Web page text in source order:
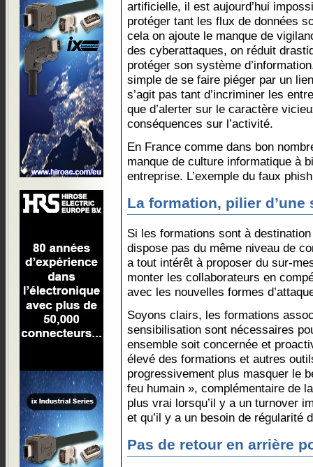
artificielle, il est aujourd’hui
protéger tant les flux de données
cela on ajoute le manque de
des cyberattaques, on réduit
protéger son système
simple de se faire piéger par un
s’agit pas tant d’incriminer les
que d’alerter sur le caractère
conséquences sur l’activité.
En France comme dans bon
manque de culture informatique à
entreprise. L’exemple du faux
La formation, pilier
Si les formations sont à
dispose pas du même niveau de
a tout intérêt à proposer du sur-
monter les collaborateurs en
avec les nouvelles formes
Soyons clairs, les formations
sensibilisation sont nécessaires
ensemble soit concernée et
élevé des formations et autres
progressivement plus masquer le
feu humain », complémentaire de
plus vrai lorsqu’il y a un turnover
et qu’il y a un besoin de régularité
Pas de retour en arrière